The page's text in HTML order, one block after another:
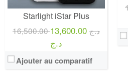
Starlight iStar Plus
16,500.00 د.ج 13,600.00
د.ج
Ajouter au comparatif